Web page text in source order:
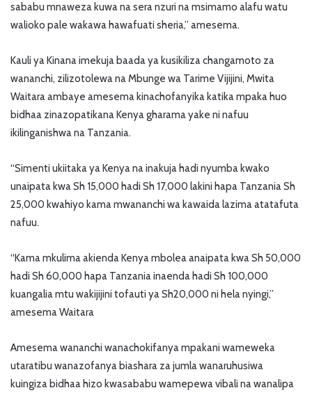
sababu mnaweza kuwa na sera nzuri na msimamo alafu watu
walioko pale wakawa hawafuati sheria,” amesema.
Kauli ya Kinana imekuja baada ya kusikiliza changamoto za
wananchi, zilizotolewa na Mbunge wa Tarime Vijijini, Mwita
Waitara ambaye amesema kinachofanyika katika mpaka huo
bidhaa zinazopatikana Kenya gharama yake ni nafuu
ikilinganishwa na Tanzania.
“Simenti ukiitaka ya Kenya na inakuja hadi nyumba kwako
unaipata kwa Sh 15,000 hadi Sh 17,000 lakini hapa Tanzania Sh
25,000 kwahiyo kama mwananchi wa kawaida lazima atatafuta
nafuu.
“Kama mkulima akienda Kenya mbolea anaipata kwa Sh 50,000
hadi Sh 60,000 hapa Tanzania inaenda hadi Sh 100,000
kuangalia mtu wakijijini tofauti ya Sh20,000 ni hela nyingi,”
amesema Waitara
Amesema wananchi wanachokifanya mpakani wameweka
utaratibu wanazofanya biashara za jumla wanaruhusiwa
kuingiza bidhaa hizo kwasababu wamepewa vibali na wanalipa